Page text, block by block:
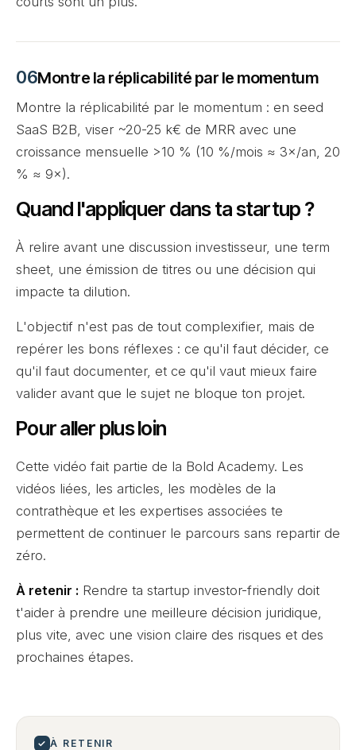
Montre la réplicabilité par le momentum
Montre la réplicabilité par le momentum : en seed
SaaS B2B, viser ~20-25 k€ de MRR avec une
croissance mensuelle >10 % (10 %/mois ≈ 3×/an, 20
% ≈ 9×).
Quand l'appliquer dans ta startup ?
À relire avant une discussion investisseur, une term
sheet, une émission de titres ou une décision qui
impacte ta dilution.
L'objectif n'est pas de tout complexifier, mais de
repérer les bons réflexes : ce qu'il faut décider, ce
qu'il faut documenter, et ce qu'il vaut mieux faire
valider avant que le sujet ne bloque ton projet.
Pour aller plus loin
Cette vidéo fait partie de la Bold Academy. Les
vidéos liées, les articles, les modèles de la
contrathèque et les expertises associées te
permettent de continuer le parcours sans repartir de
zéro.
À retenir : Rendre ta startup investor-friendly doit
t'aider à prendre une meilleure décision juridique,
plus vite, avec une vision claire des risques et des
prochaines étapes.
✓ À RETENIR